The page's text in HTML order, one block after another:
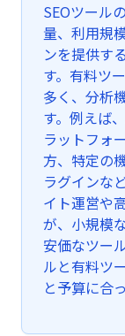
SEOツール
量、利用規
ンを提供す
す。有料ツ
多く、分析
す。例えば
ラットフォ
方、特定の
ラグインな
イト運営や
が、小規模
安価なツー
ルと有料ツ
と予算に合